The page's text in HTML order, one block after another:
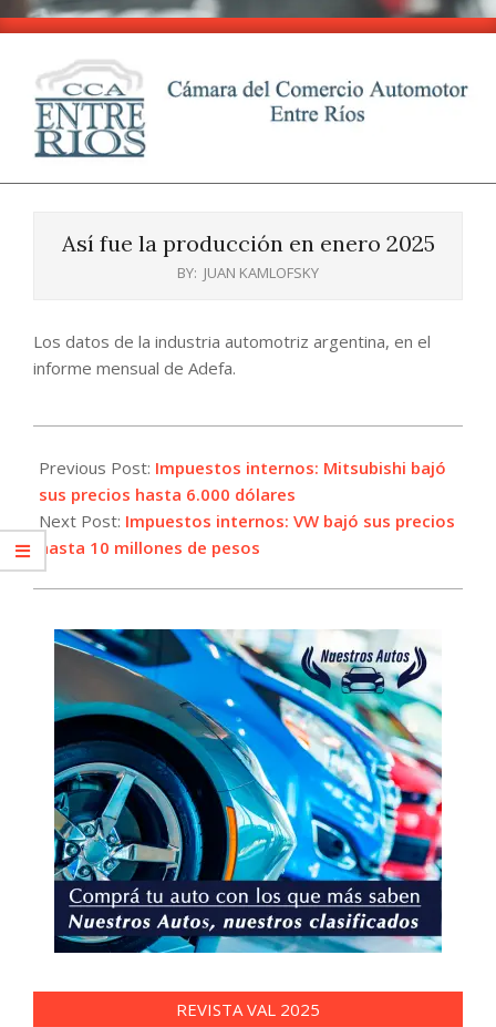
Skip
content
CCA
EntreAsí fue la producción en enero 2025
BY: JUAN KAMLOFSKY
Los datos de la industria automotriz argentina, en el
informe mensual de Adefa.
02-
06
Previous Post: Impuestos internos: Mitsubishi bajó
sus precios hasta 6.000 dólares
Next Post: Impuestos internos: VW bajó sus precios
hasta 10 millones de pesos
REVISTA VAL 2025